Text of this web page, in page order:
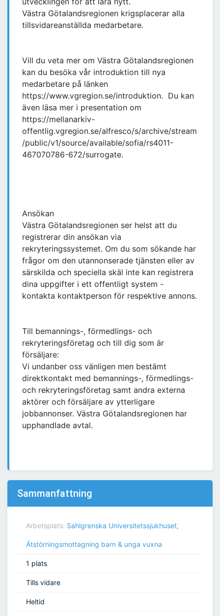
Västra Götalandsregionen krigsplacerar alla
tillsvidareanställda medarbetare.
Vill du veta mer om Västra Götalandsregionen
kan du besöka vår introduktion till nya
medarbetare på länken
https://www.vgregion.se/introduktion. Du kan
även läsa mer i presentation om
https://mellanarkiv-
offentlig.vgregion.se/alfresco/s/archive/stream
/public/v1/source/available/sofia/rs4011-
467070786-672/surrogate.
Ansökan
Västra Götalandsregionen ser helst att du
registrerar din ansökan via
rekryteringssystemet. Om du som sökande har
frågor om den utannonserade tjänsten eller av
särskilda och speciella skäl inte kan registrera
dina uppgifter i ett offentligt system -
kontakta kontaktperson för respektive annons.
Till bemannings-, förmedlings- och
rekryteringsföretag och till dig som är
försäljare:
Vi undanber oss vänligen men bestämt
direktkontakt med bemannings-, förmedlings-
och rekryteringsföretag samt andra externa
aktörer och försäljare av ytterligare
jobbannonser. Västra Götalandsregionen har
upphandlade avtal.
Sammanfattning
Arbetsplats: Sahlgrenska Universitetssjukhuset,
Ätstörningsmottagning barn & unga vuxna
1 plats
Tills vidare
Heltid